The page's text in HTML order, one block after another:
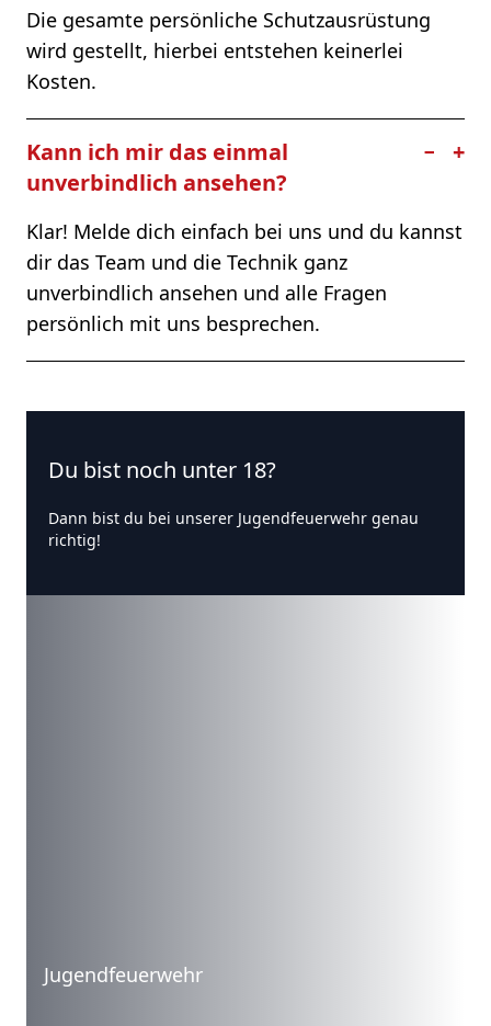
Die gesamte persönliche Schutzausrüstung
wird gestellt, hierbei entstehen keinerlei
Kosten.
Kann ich mir das einmal
unverbindlich ansehen?
− +
Klar! Melde dich einfach bei uns und du kannst
dir das Team und die Technik ganz
unverbindlich ansehen und alle Fragen
persönlich mit uns besprechen.
Du bist noch unter 18?
Dann bist du bei unserer Jugendfeuerwehr genau
richtig!
Jugendfeuerwehr